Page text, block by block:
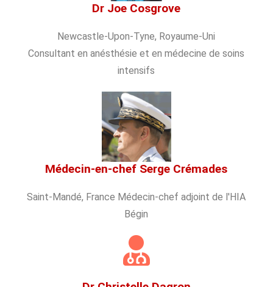
Dr Joe Cosgrove
Newcastle-Upon-Tyne, Royaume-Uni
Consultant en anésthésie et en médecine de soins
intensifs
Médecin-en-chef Serge Crémades
Saint-Mandé, France Médecin-chef adjoint de l'HIA
Bégin